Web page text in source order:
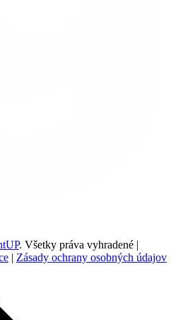
. Všetky práva vyhradené |
| Zásady ochrany osobných údajov